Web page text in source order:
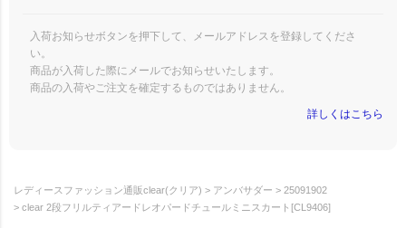
入荷お知らせボタンを押下して、メールアドレスを登録してくださ
い。
商品が入荷した際にメールでお知らせいたします。
商品の入荷やご注文を確定するものではありません。
詳しくはこちら
レディースファッション通販clear(クリア) アンバサダー
25091902
clear 2段フリルティアードレオパードチュールミニスカート[CL9406]